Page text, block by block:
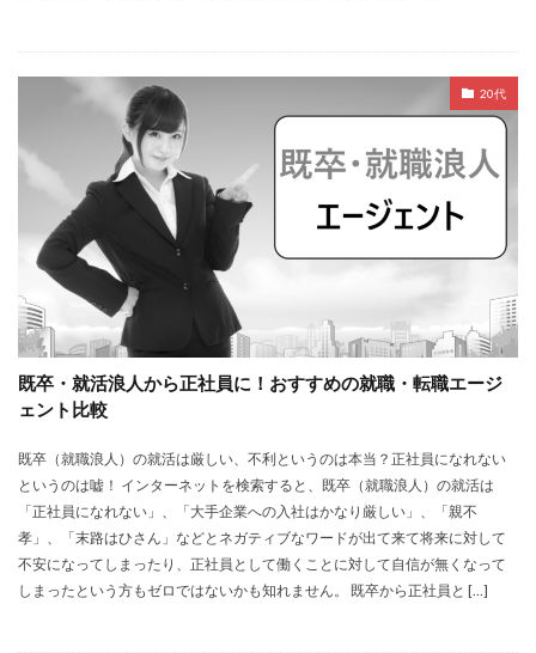
20代
既卒・就活浪人から正社員に！おすすめの就職・転職エージ
ェント比較
既卒（就職浪人）の就活は厳しい、不利というのは本当？正社員になれない
というのは嘘！ インターネットを検索すると、既卒（就職浪人）の就活は
「正社員になれない」、「大手企業への入社はかなり厳しい」、「親不
孝」、「末路はひさん」などとネガティブなワードが出て来て将来に対して
不安になってしまったり、正社員として働くことに対して自信が無くなって
しまったという方もゼロではないかも知れません。 既卒から正社員と […]